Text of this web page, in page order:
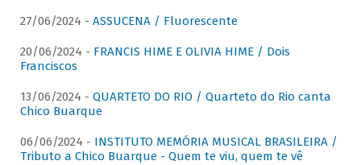
27/06/2024 - ASSUCENA / Fluorescente
20/06/2024 - FRANCIS HIME E OLIVIA HIME / Dois
Franciscos
13/06/2024 - QUARTETO DO RIO / Quarteto do Rio canta
Chico Buarque
06/06/2024 - INSTITUTO MEMÓRIA MUSICAL BRASILEIRA /
Tributo a Chico Buarque - Quem te viu, quem te vê